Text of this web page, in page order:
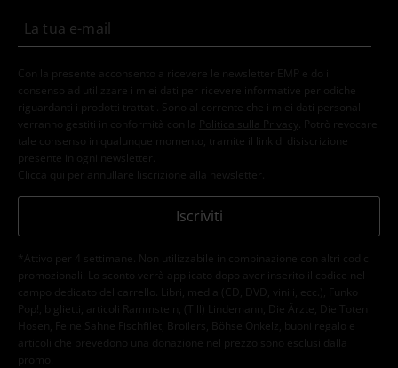
Con la presente acconsento a ricevere le newsletter EMP e do il
consenso ad utilizzare i miei dati per ricevere informative periodiche
riguardanti i prodotti trattati. Sono al corrente che i miei dati personali
verranno gestiti in conformità con la
Politica sulla Privacy
. Potrò revocare
tale consenso in qualunque momento, tramite il link di disiscrizione
presente in ogni newsletter.
Clicca qui per annullare liscrizione alla newsletter.
Iscriviti
*Attivo per 4 settimane. Non utilizzabile in combinazione con altri codici
promozionali. Lo sconto verrà applicato dopo aver inserito il codice nel
campo dedicato del carrello. Libri, media (CD, DVD, vinili, ecc.), Funko
Pop!, biglietti, articoli Rammstein, (Till) Lindemann, Die Ärzte, Die Toten
Hosen, Feine Sahne Fischfilet, Broilers, Böhse Onkelz, buoni regalo e
articoli che prevedono una donazione nel prezzo sono esclusi dalla
promo.